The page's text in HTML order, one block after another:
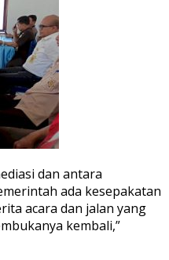
dan antara
ada kesepakatan
acara dan jalan yang
kembali,”